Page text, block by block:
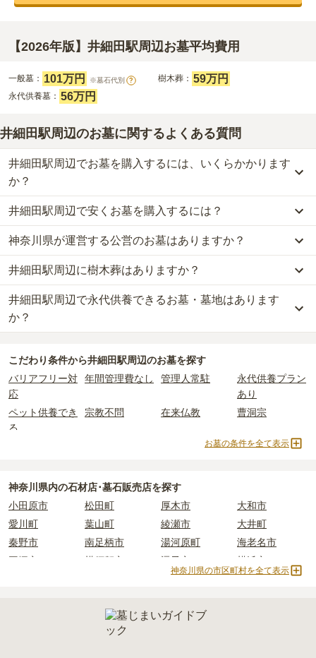
【2026年版】井細田駅周辺お墓平均費用
一般墓： 101万円 ※墓石代別 ? 樹木葬： 59万円
永代供養墓： 56万円
井細田駅周辺のお墓に関するよくある質問
井細田駅周辺でお墓を購入するには、いくらかかります
か？
井細田駅周辺での購入費用の目安は、一般墓が約268万円、樹木葬
が約59万円、永代供養墓が約56万円です。
一般墓を建てる場合は、「永代使用料（土地代）」と「墓石代」の
2つが主な費用となります。
井細田駅周辺の一般墓の永代使用料の平均は
で、墓石代は
さ・素材によって変わります。
樹木葬・納骨堂・永代供養墓は、基本的に墓石代がかからず、永代
なお、お墓によっては以下の費用が別途かかる場合があります。
・開眼法要の費用：お墓を新しく建てた際に行う儀式のための費
用。僧侶に渡すお布施がかかります。
・納骨式の費用
：お墓に遺骨を納める儀式のための費用。僧侶に渡
すお布施、会食などの費用がかかります。
：お墓の管理費。契約後、毎年発生するケースがあり
正確な費用は、区画や石材の選び方によって大きく変わるため、見
積もりを取るまで確定しません。
現地見学では、担当者に「提示金額以外にかかる費用はないか」を
必ず確認することをおすすめします。
現地への見学が難しい場合は、資料請求でも各霊園の詳しい料金案
井細田駅周辺で安くお墓を購入するには？
井細田駅周辺で一番安価なお墓は、玉泉寺 永代供養墓・樹木葬 の永
代供養墓で、11万円からお求めいただけます。
一般的に最も費用を抑えられるのは、他の方のご遺骨と一緒に埋葬
する「合祀墓（ごうしぼ）」と呼ばれるタイプです。個別のお墓に
比べて省スペースで管理の手間がかからないため、費用が安く設定
されています。
価格の目安は、1名あたり5万円〜30万円程度です。
井細田駅周辺で安価なお墓を探したい場合は、
替えてお墓を探すのがおすすめです。
神奈川県が運営する公営のお墓はありますか？
井細田駅周辺には、公営の霊園の掲載がありません。
一方で、神奈川県内には、県または市区町村が運営する公営の霊園
が17件あります。
公営霊園は民営の霊園と異なり、契約にあたって応募資格が設けら
主な条件として、遺骨がすでにある、該当の市区町村に一定年数以
上住んでいるなどが挙げられます。
条件を満たさない場合は、申し込み自体ができないことも多いた
め、事前の確認が重要です。
契約条件の詳細は、各霊園のページをご確認いただくか、資料請求
井細田駅周辺に樹木葬はありますか？
井細田駅周辺には、7件の樹木葬があります。
詳しくは、
井細田駅周辺で永代供養できるお墓・墓地はあります
か？
詳しくは、井細田駅周辺の永代供養の一覧をご覧ください。
こだわり条件から井細田駅周辺のお墓を探す
バリアフリー対
応
年間管理費なし 管理人常駐
永代供養プラン
あり
ペット供養でき
る
宗教不問 在来仏教 曹洞宗
臨済宗
民営霊園
寺院墓地 1人用区画あり
3人用区画あり
お墓の条件を全て表示
神奈川県内の石材店･墓石販売店を探す
小田原市
松田町 厚木市
大和市
愛川町
葉山町 綾瀬市
大井町
秦野市
南足柄市 湯河原町
海老名市
平塚市
横須賀市 逗子市
横浜市
藤沢市 山北町
神奈川県の市区町村を全て表示